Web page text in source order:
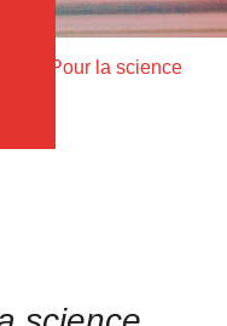
de Pour la science